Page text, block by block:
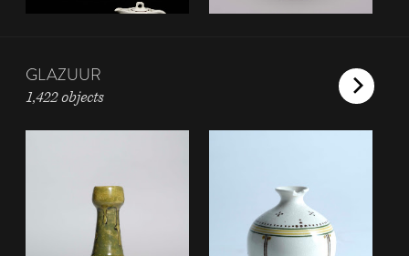
GLAZUUR
1,422 objects